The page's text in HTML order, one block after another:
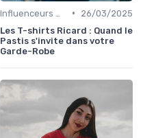
•
26/03/2025
Les T-shirts Ricard : Quand le
Pastis s'invite dans votre
Garde-Robe